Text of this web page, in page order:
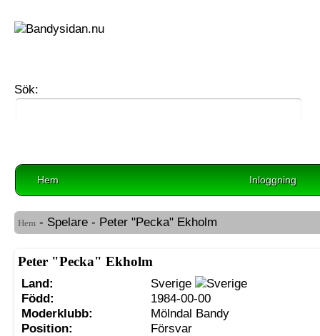
Sök:
Hem Inloggning
Hem - Spelare - Peter "Pecka" Ekholm
Peter "Pecka" Ekholm
Land:
Sverige
Född:
1984-00-00
Moderklubb:
Mölndal Bandy
Position:
Försvar